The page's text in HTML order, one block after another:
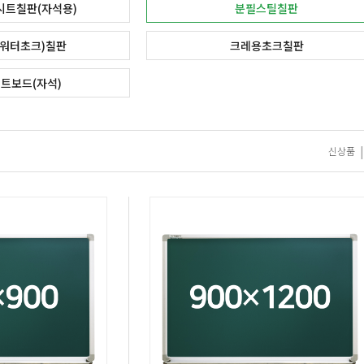
트칠판(자석용) 분필스틸칠판
터초크)칠판 크레용초크칠판
보드(자석)
신상품 |